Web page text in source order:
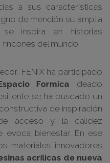
a sus características
de mención su amplia
inspira en historias
del mundo.
FENIX ha participado
Formica ideado
se ha buscado un
de inspiración
acceso y la calidez
evoca bienestar. En ese
materiales innovadores
acrílicas de nueva